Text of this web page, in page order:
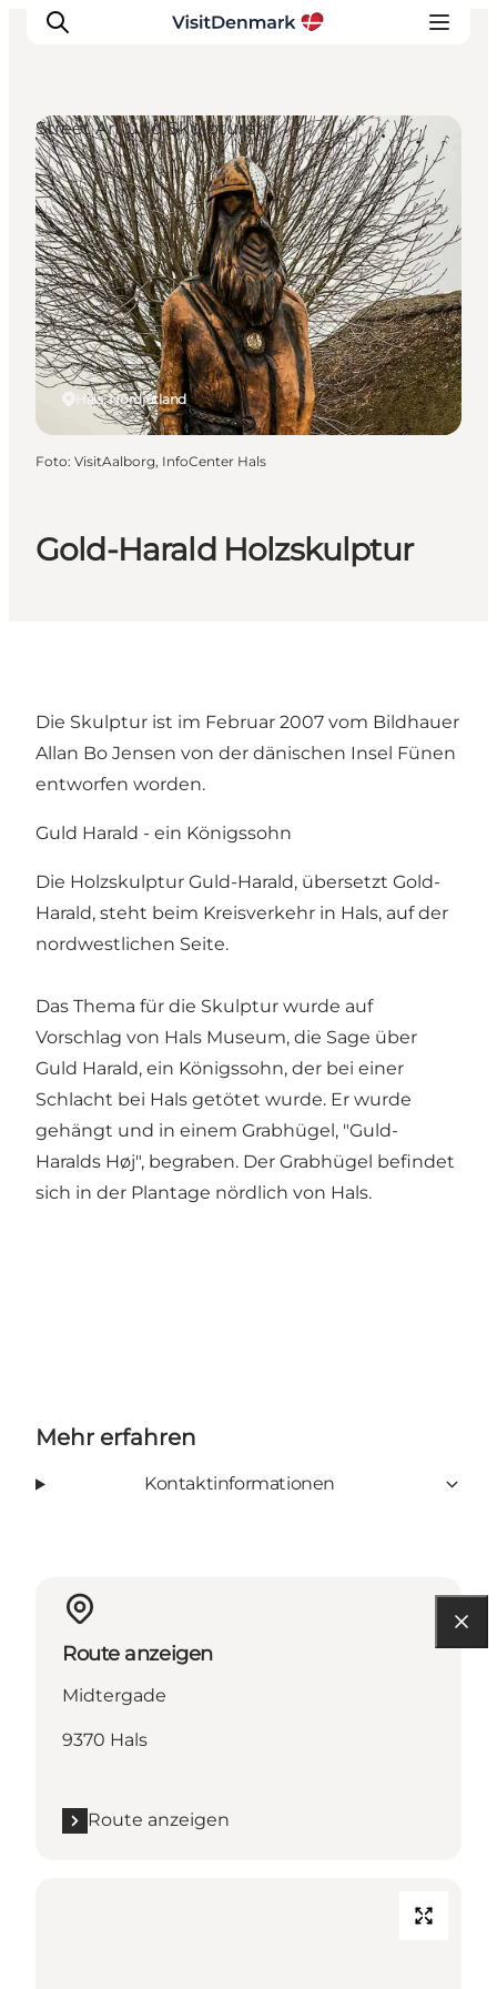
Inspiration
Regionen
Erlebnisse
Unterkünfte
Reiseplanung
Gold-Harald Holzskulptur
Hals, Nordjütland
Street Art und Skulpturen
Foto: VisitAalborg, InfoCenter Hals
Die Skulptur ist im Februar 2007 vom Bildhauer
Allan Bo Jensen von der dänischen Insel Fünen
entworfen worden.
Guld Harald - ein Königssohn
Die Holzskulptur Guld-Harald, übersetzt Gold-
Harald, steht beim Kreisverkehr in Hals, auf der
nordwestlichen Seite.
Das Thema für die Skulptur wurde auf
Vorschlag von Hals Museum, die Sage über
Guld Harald, ein Königssohn, der bei einer
Schlacht bei Hals getötet wurde. Er wurde
gehängt und in einem Grabhügel, "Guld-
Haralds Høj", begraben. Der Grabhügel befindet
sich in der Plantage nördlich von Hals.
Mehr erfahren
Kontaktinformationen
Route anzeigen
Midtergade
9370 Hals
Route anzeigen